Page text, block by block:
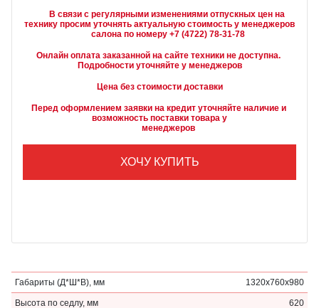
технику просим уточнять актуальную стоимость у менеджеров
Онлайн оплата заказанной на сайте техники не доступна.
Подробности уточняйте у менеджеров
Цена без стоимости доставки
Перед оформлением заявки на кредит уточняйте наличие и
возможность поставки товара у
        менеджеров
ХОЧУ КУПИТЬ
Габариты (Д*Ш*В), мм 1320х760х980
Высота по седлу, мм 620